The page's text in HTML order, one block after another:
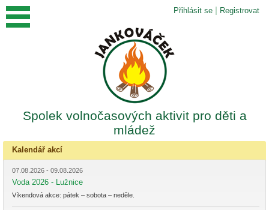
Přihlásit se | Registrovat
Spolek volnočasových aktivit pro děti a
mládež
Kalendář akcí
07.08.2026 - 09.08.2026
Voda 2026 - Lužnice
Víkendová akce: pátek – sobota – neděle.